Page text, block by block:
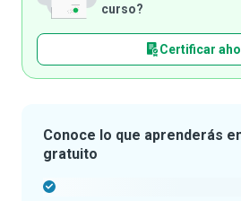
curso?
Certificar
Conoce lo que aprenderás
gratuito